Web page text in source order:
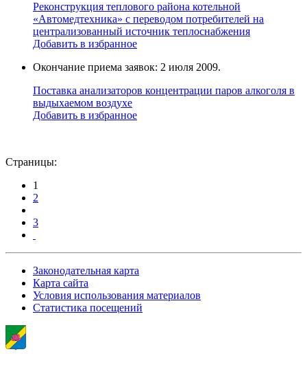
Реконструкция теплового района котельной
«Автомедтехника» с переводом потребителей на
централизованный источник теплоснабжения
Добавить в избранное
Окончание приема заявок: 2 июля 2009.
Поставка анализаторов концентрации паров алкоголя в
выдыхаемом воздухе
Добавить в избранное
Страницы:
1
2
3
Законодательная карта
Карта сайта
Условия использования материалов
Статистика посещений